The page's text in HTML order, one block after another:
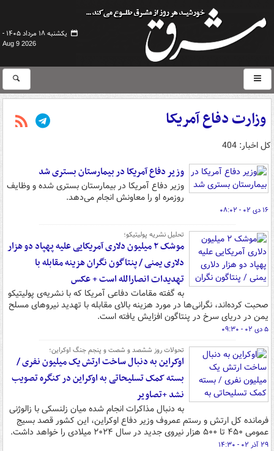
یکشنبه ۱۸ مرداد ۱۴۰۵ -
Aug 9 2026
وزارت دفاع آمریکا
کل اخبار: 404
وزیر دفاع آمریکا در بیمارستان بستری شد
وزیر دفاع آمریکا در بیمارستان بستری شده و وظایف
روزمره او را معاونش انجام می‌دهد.
۱۶ دی ۰۲ - ۰۸:۰۲
تحلیل نشریه پولیتیکو؛
موشک ۲ میلیون دلاری آمریکایی علیه پهپاد دو هزار
دلاری یمنی / پنتاگون نگران هزینه مقابله با
تهدیدات انصارالله است + عکس
به گفته مقامات دفاعی آمریکا که با نشریه‌ی پولیتیکو
صحبت کرده‌اند، نگرانی‌ها در مورد هزینه بالای مقابله با تهدید نیروهای مسلح
یمن در دریای سرخ در پنتاگون افزایش یافته است.
۵ دی ۰۲ - ۰۹:۳۰
تحولات روز ششصد و شصت و پنجم جنگ اوکراین؛
اوکراین به دنبال ساخت ارتش یک میلیون نفری /
بسته کمک تسلیحاتی به اوکراین در کنگره تصویب
نشد +تصاویر
به دنبال مذاکرات انجام شده میان زلنسکی با زالوژنی
فرمانده کل ارتش و رستم عمروف وزیر دفاع اوکراین، این کشور قصد بسیج
عمومی ۴۵۰ تا ۵۰۰ هزار نیروی جدید در سال ۲۰۲۴ میلادی را خواهد داشت.
۲۹ آذر ۰۲ - ۱۴:۳۰